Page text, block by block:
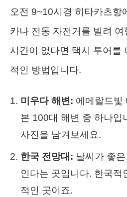
오전 9~10시경 히타카츠항
카나 전동 자전거를 빌려
시간이 없다면 택시 투어를
적인 방법입니다.
미우다 해변: 에메랄드빛
본 100대 해변 중 하나입
사진을 남겨보세요.
한국 전망대: 날씨가 좋
인다는 곳입니다. 한국적
적인 곳이죠.